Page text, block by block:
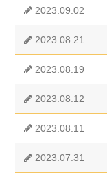
2023.09.02
2023.08.21
2023.08.19
2023.08.12
2023.08.11
2023.07.31